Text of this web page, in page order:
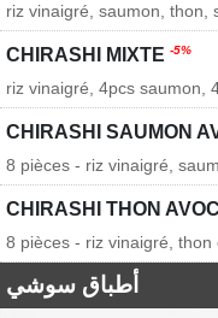
riz vinaigré, saumon, thon,
CHIRASHI MIXTE -5%
riz vinaigré, 4pcs saumon,
CHIRASHI SAUMON
8 pièces - riz vinaigré,
CHIRASHI THON
8 pièces - riz vinaigré, thon
أطباق سوشي